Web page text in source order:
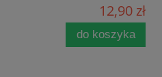
12,90 zł
do koszyka